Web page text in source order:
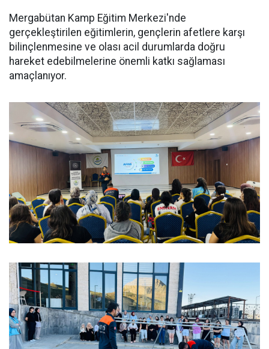
Mergabütan Kamp Eğitim Merkezi'nde
gerçekleştirilen eğitimlerin, gençlerin afetlere karşı
bilinçlenmesine ve olası acil durumlarda doğru
hareket edebilmelerine önemli katkı sağlaması
amaçlanıyor.